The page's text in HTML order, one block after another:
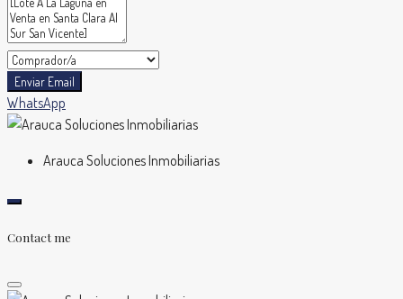
Enviar Email
WhatsApp
Arauca Soluciones Inmobiliarias
Contact me